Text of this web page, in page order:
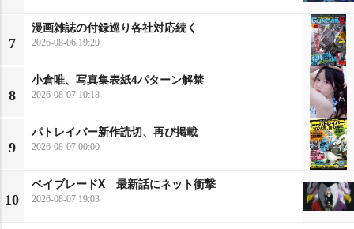
7
漫画雑誌の付録巡り各社対応続く
2026-08-06 19:20
8
小倉唯、写真集表紙4パターン解禁
2026-08-07 10:18
9
パトレイバー新作読切、再び掲載
2026-08-07 00:00
10
ベイブレードX 最新話にネット衝撃
2026-08-07 19:03